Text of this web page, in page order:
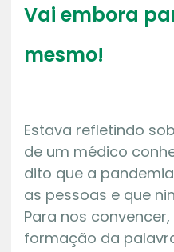
Vai embora
mesmo!
Estava refletindo
de um médico
dito que a
as pessoas e que
Para nos
formação da